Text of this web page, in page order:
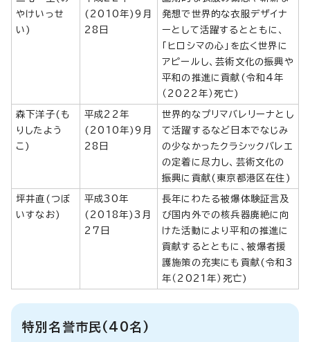
やけいっせ
い)
(2010年)9月
28日
発想で世界的な衣服デザイナ
ーとして活躍するとともに、
「ヒロシマの心」を広く世界に
アピールし、芸術文化の振興や
平和の推進に貢献(令和4年
（2022年）死亡)
森下洋子(も
りしたよう
こ)
平成22年
(2010年)9月
28日
世界的なプリマバレリーナとし
て活躍するなど日本でなじみ
の少なかったクラシックバレエ
の定着に尽力し、芸術文化の
振興に貢献(東京都港区在住)
坪井直(つぼ
いすなお)
平成30年
(2018年)3月
27日
長年にわたる被爆体験証言及
び国内外での核兵器廃絶に向
けた活動により平和の推進に
貢献するとともに、被爆者援
護施策の充実にも貢献(令和3
年（2021年）死亡)
特別名誉市民(40名)